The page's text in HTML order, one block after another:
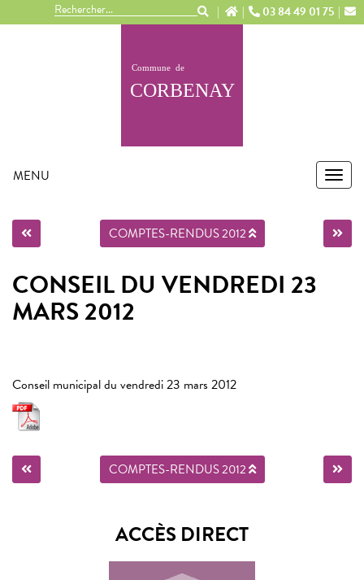
03 84 49 01 75
MENU
COMPTES-RENDUS 2012
CONSEIL DU VENDREDI 23
MARS 2012
Conseil municipal du vendredi 23 mars 2012
COMPTES-RENDUS 2012
ACCÈS DIRECT
Panneau de gestion des cookies